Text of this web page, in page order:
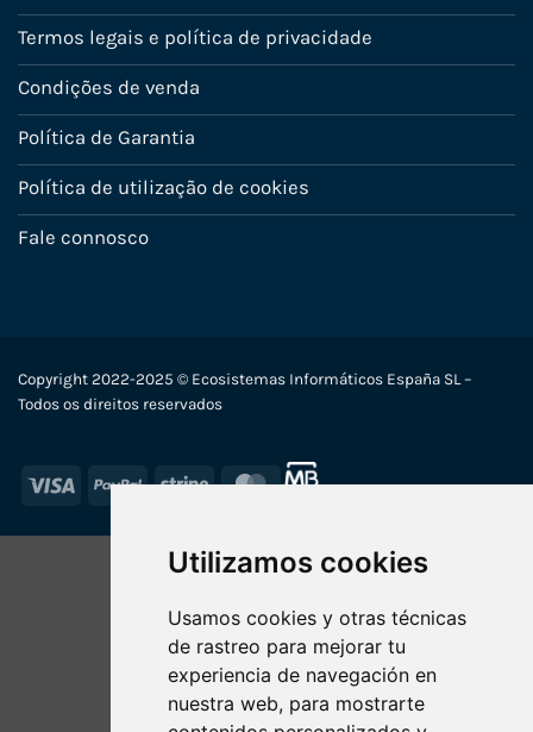
Utilizamos cookies
Usamos cookies y otras técnicas
de rastreo para mejorar tu
experiencia de navegación en
nuestra web, para mostrarte
Termos legais e política de privacidade
Condições de venda
Política de Garantia
Política de utilização de cookies
Fale connosco
Copyright 2022-2025 © Ecosistemas Informáticos España SL –
Todos os direitos reservados
Visa PayPal Stripe MasterCard